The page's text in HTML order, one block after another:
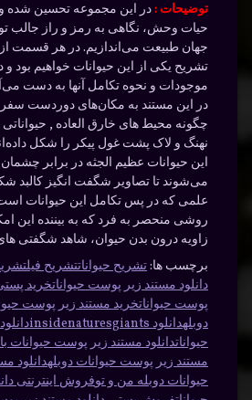
توضیحات :در این مجموعه‌ تحسین‌ شده و
حیات وحش، نگاهی به رمز و راز جالب‌
جهان طبیعت می‌اندازیم. در هر قسمت
تشریح یکی از این حیوانات خواهیم بود و
موجودات و نحوه‌‌ تکامل آنها به دست
در این مستند به مکان‌‌های دوردست سفر
چگونه محیط‌‌ های خارق‌ العاده ,
نهنگ و لاک‌‌ پشت غول‌‌ پیکر را شکل
این حیوانات عظیم‌‌ الجثه در برابر
می‌شوند تا تصاویر شگفت‌‌ انگیز کالبد
علمی که در پس تکامل این حیوانات
روشی منحصر به‌ فرد که به بیننده این
زاویه‌‌ درون بدن حیوان، شاهد شگفتی‌‌
برچسب ها:تشریح حیواناتتشریح فیل
دانلود مستند زیر پوست حیواناتخرید
پوست حیواناتخرید مستند زیر پوست
دوبلهدانلود insidenaturesgiants
حیواناتدانلود مستند زیر پوست حیوانات با
مستند زیر پوست حیوانات دوبلهدانلود
حیوانات دوبله من و توفروش اینترنتی